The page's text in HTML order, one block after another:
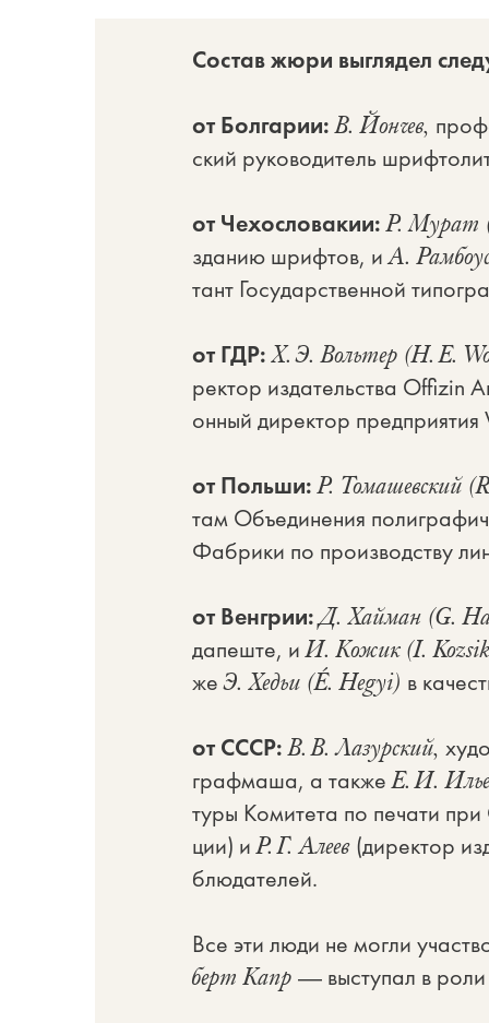
Со­став жю­ри вы­гля­дел
от Бол­га­рии:В. Йон­чев,
ский ру­ко­во­ди­тель
от Че­хо­сло­ва­кии:Р. Му­рат
зда­нию шриф­тов, иА.
тант Го­су­дар­ствен­ной
от ГДР: Х. Э. Воль­тер (H. E.
рек­тор из­да­тель­ства Offizin
он­ный ди­рек­тор
от Поль­ши: Р. То­ма­шев­ский
там Объ­еди­не­ния
Фа­бри­ки по про­из­вод­ству
от Вен­грии: Д. Хай­ман (G.
да­пе­ште, иИ. Ко­жик (I.
жеЭ. Хедьи (É. Hegyi) в
от СССР: В. В. Ла­зур­ский,
граф­ма­ша, а так­жеЕ. И.
ту­ры Ко­ми­те­та по пе­ча­ти
ции) иР. Г. Але­ев(ди­рек­тор
блю­да­те­лей.
Все эти лю­ди не мог­ли
берт Капр — вы­сту­пал в